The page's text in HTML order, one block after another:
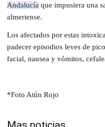
Andalucía que impusiera una
almeriense.
Los afectados por estas
padecer episodios leves de
facial, nausea y vómitos,
*Foto Atún Rojo